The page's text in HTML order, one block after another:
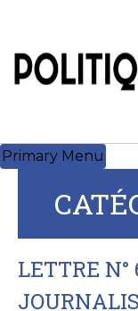
content
Primary Menu
LETTRE